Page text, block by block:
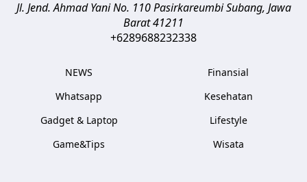
Jl. Jend. Ahmad Yani No. 110 Pasirkareumbi Subang, Jawa
Barat41211
+6289688232338
NEWS
Whatsapp
Gadget & Laptop
Game&Tips
Finansial
Kesehatan
Lifestyle
Wisata